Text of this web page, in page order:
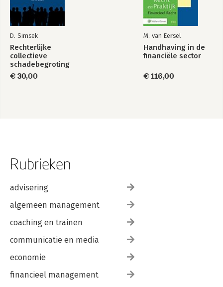
D. Simsek
Rechterlijke
collectieve
schadebegroting
€ 30,00
M. van Eersel
Handhaving in de
financiële sector
€ 116,00
Rubrieken
advisering
algemeen management
coaching en trainen
communicatie en media
economie
financieel management